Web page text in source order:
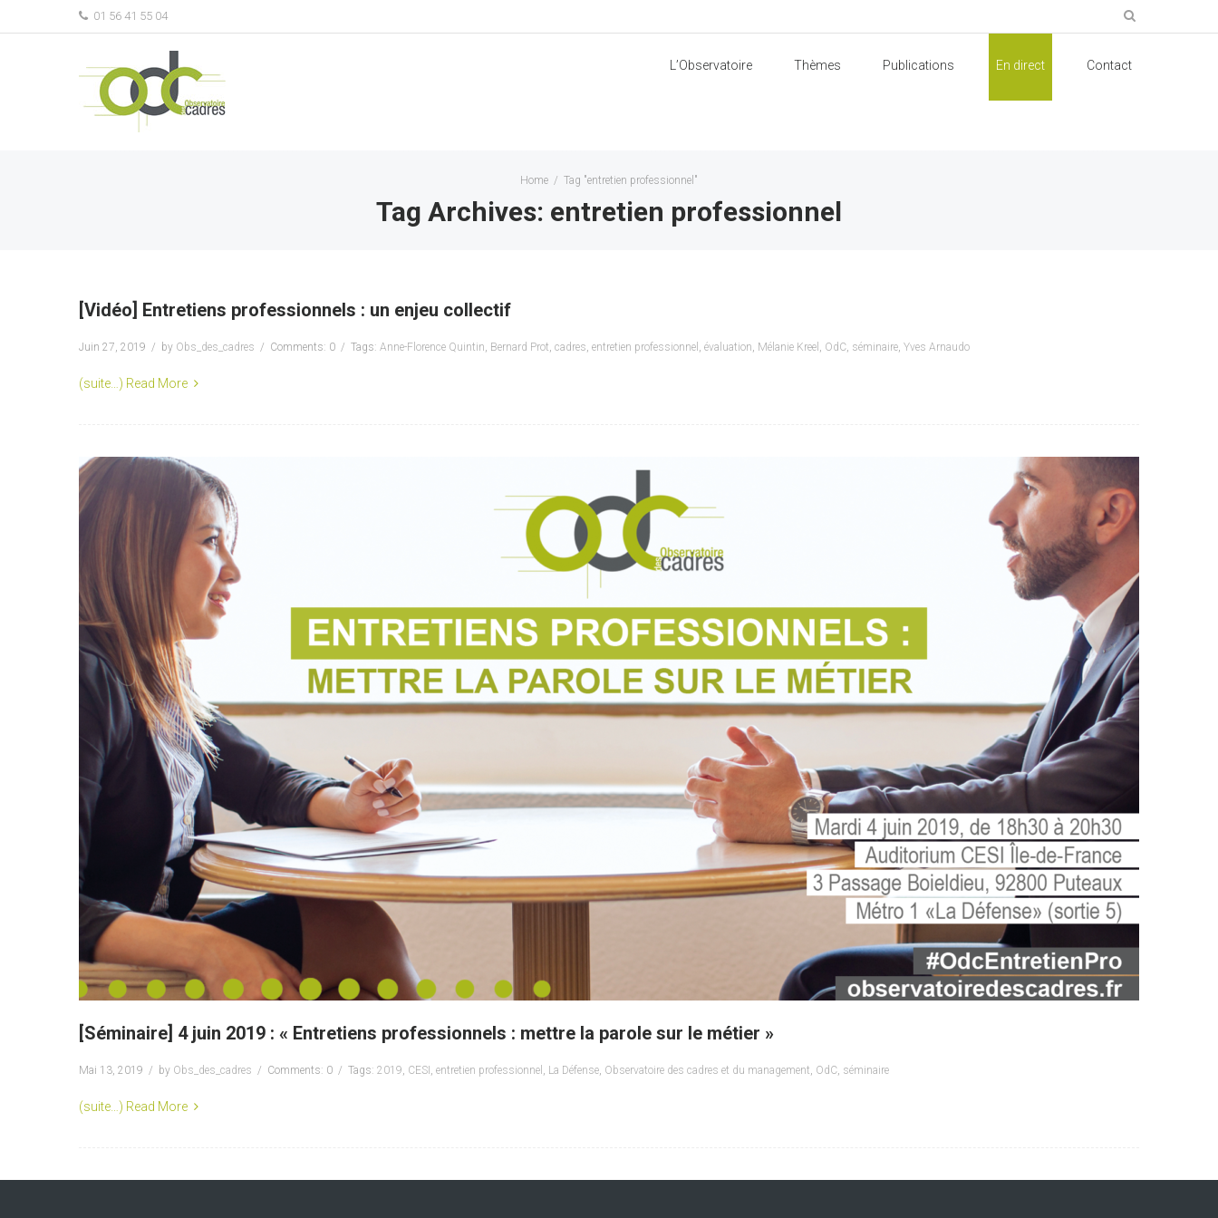
01 56 41 55 04
L’Observatoire Thèmes Publications En direct Contact
Home / Tag "entretien professionnel"
Tag Archives: entretien professionnel
[Vidéo] Entretiens professionnels : un enjeu collectif
Juin 27, 2019 by Obs_des_cadres Comments: 0 Tags: Anne-Florence Quintin, Bernard Prot, cadres, entretien professionnel , évaluation, Mélanie Kreel , OdC, séminaire, Yves Arnaudo
(suite…) Read More
[Séminaire] 4 juin 2019 : « Entretiens professionnels : mettre la parole sur le métier »
Mai 13, 2019 by Obs_des_cadres Comments: 0 Tags: 2019, CESI , entretien professionnel , La Défense, Observatoire des cadres et du management, OdC, séminaire
(suite…) Read More